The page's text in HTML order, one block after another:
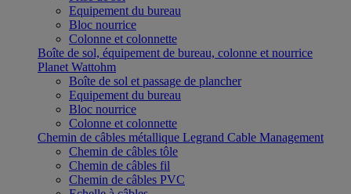
Equipement du bureau
Bloc nourrice
Colonne et colonnette
Boîte de sol, équipement de bureau, colonne et nourrice
Planet Wattohm
Boîte de sol et passage de plancher
Equipement du bureau
Bloc nourrice
Colonne et colonnette
Chemin de câbles métallique Legrand Cable Management
Chemin de câbles tôle
Chemin de câbles fil
Chemin de câbles PVC